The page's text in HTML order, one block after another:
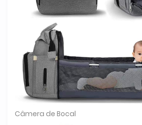
Câmera de Bocal